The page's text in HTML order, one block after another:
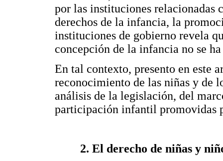
por las instituciones relacionadas
derechos de la infancia, la
instituciones de gobierno revela
concepción de la infancia no se
En tal contexto, presento en este
reconocimiento de las niñas y de
análisis de la legislación, del
participación infantil promovidas
2. El derecho de niñas y